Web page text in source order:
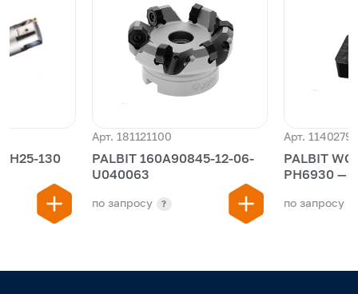
130
Арт. 181121100
PALBIT 160A90845-12-06-
U040063
по запросу ?
Арт.
PALBIT
PH6930 — Пластина
по запросу